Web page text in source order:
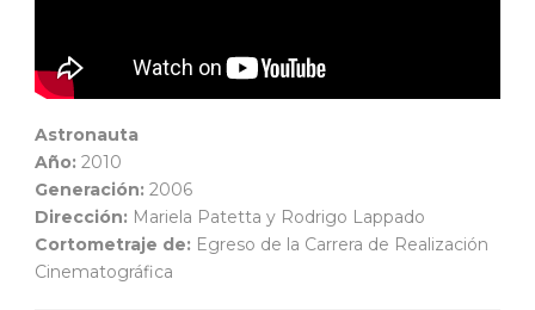
Astronauta
Año: 2010
Generación: 2006
Dirección: Mariela Patetta y Rodrigo Lappado
Cortometraje de: Egreso de la Carrera de Realización
Cinematográfica